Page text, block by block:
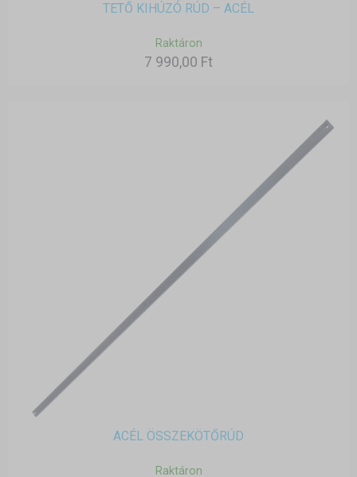
TETŐ KIHÚZÓ RÚD – ACÉL
Raktáron
7 990,00 Ft
ACÉL ÖSSZEKÖTŐRÚD
Raktáron